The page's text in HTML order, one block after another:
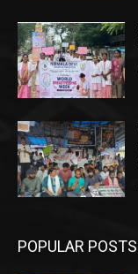
POPULAR POSTS